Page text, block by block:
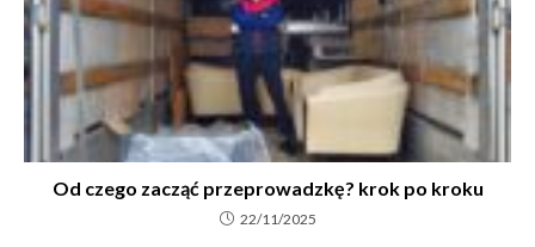
Od czego zacząć przeprowadzkę? krok po kroku
22/11/2025